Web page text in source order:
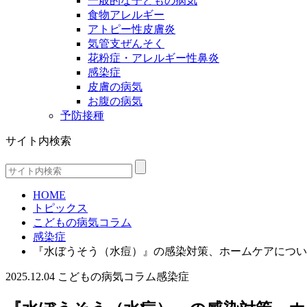
食物アレルギー
アトピー性皮膚炎
気管支ぜんそく
花粉症・アレルギー性鼻炎
感染症
皮膚の病気
お腹の病気
予防接種
サイト内検索
HOME
トピックス
こどもの病気コラム
感染症
『水ぼうそう（水痘）』の感染対策、ホームケアにつ
2025.12.04 こどもの病気コラム感染症